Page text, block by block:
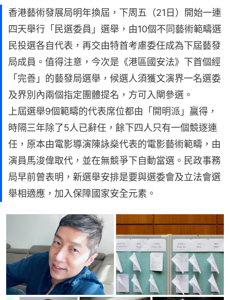
香港藝術發展局明年換屆，下周五（21日）開始一連
四天舉行「民選委員」選舉，由10個不同藝術範疇選
民投選各自代表，再交由特首考慮委任成為下屆藝發
局成員。值得注意，今次是《港區國安法》下首個經
「完善」的藝發局選舉，候選人須獲文演界一名選委
及界別內兩個指定團體提名，方可入閘參選。
上屆選舉9個範疇的代表席位都由「開明派」贏得，
時隔三年除了5人已辭任，餘下四人只有一個競逐連
任，原本由電影導演陳詠燊代表的電影藝術範疇，由
演員馬浚偉取代，並在無競爭下自動當選。民政事務
局早前曾表明，新選舉安排是要與選委會及立法會選
舉相適應，加入保障國家安全元素。